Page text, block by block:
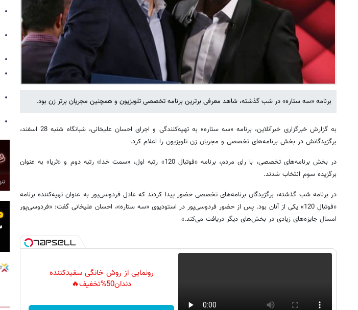
برنامه «سه ستاره» در شب گذشته، شاهد معرفی برترین برنامه تخصصی تلویزیون و همچنین مجریان برتر زن بود.
به گزارش خبرگزاری خبرآنلاین، برنامه «سه ستاره» به تهیه‌کنندگی و اجرای احسان علیخانی، شبانگاه شنبه 28 اسفند،
برگزیدگانش در بخش برنامه‌های تخصصی و مجریان زن تلویزیون را اعلام کرد.
در بخش برنامه‌های تخصصی، با رای مردم، برنامه «فوتبال 120» رتبه اول، «سمت خدا» رتبه دوم و «ثریا» به عنوان
برگزیده سوم انتخاب شدند.
در برنامه شب گذشته، برگزیدگان برنامه‌های تخصصی حضور پیدا کردند که عادل فردوسی‌پور به عنوان تهیه‌کننده برنامه
«فوتبال 120» یکی از آنان بود. پس از حضور فردوسی‌پور در استودیوی «سه ستاره»، احسان علیخانی گفت: «فردوسی‌پور
امسال جایزه‌های زیادی در بخش‌های دیگر دریافت می‌کند.»
رونمایی از روش خانگی سفیدکننده
دندان50%تخفیف🔥